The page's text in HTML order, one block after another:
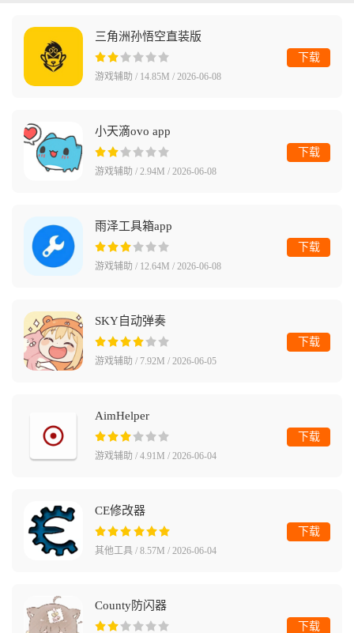
三角洲孙悟空直装版
游戏辅助 / 14.85M / 2026-06-08
下载
小天滴ovo app
游戏辅助 / 2.94M / 2026-06-08
下载
雨泽工具箱app
游戏辅助 / 12.64M / 2026-06-08
下载
SKY自动弹奏
游戏辅助 / 7.92M / 2026-06-05
下载
AimHelper
游戏辅助 / 4.91M / 2026-06-04
下载
CE修改器
其他工具 / 8.57M / 2026-06-04
下载
County防闪器
下载